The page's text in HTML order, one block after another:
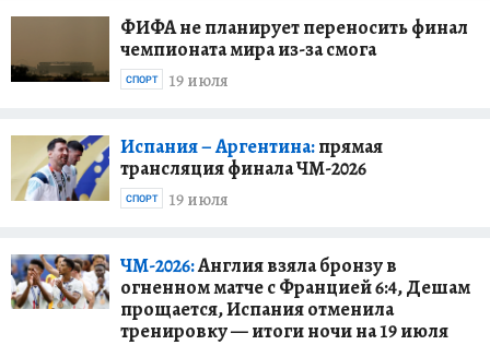
ФИФА не планирует переносить финал
чемпионата мира из-за смога
19 июля
СПОРТ
Испания – Аргентина:прямая
трансляция финала ЧМ-2026
19 июля
СПОРТ
ЧМ-2026:Англия взяла бронзу в
огненном матче с Францией 6:4, Дешам
прощается, Испания отменила
тренировку — итоги ночи на 19 июля